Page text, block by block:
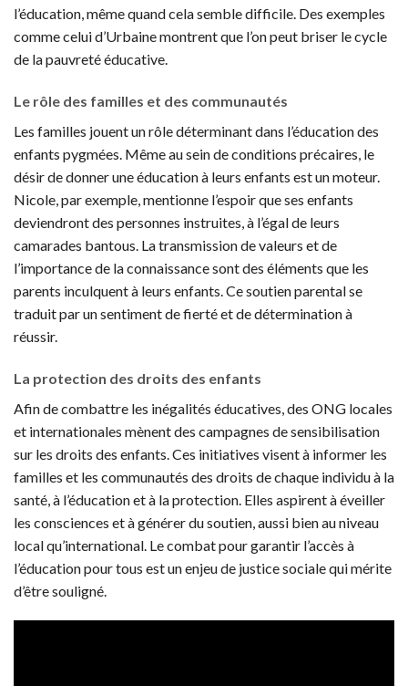
l’éducation, même quand cela semble difficile. Des exemples
comme celui d’Urbaine montrent que l’on peut briser le cycle
de la pauvreté éducative.
Le rôle des familles et des communautés
Les familles jouent un rôle déterminant dans l’éducation des
enfants pygmées. Même au sein de conditions précaires, le
désir de donner une éducation à leurs enfants est un moteur.
Nicole, par exemple, mentionne l’espoir que ses enfants
deviendront des personnes instruites, à l’égal de leurs
camarades bantous. La transmission de valeurs et de
l’importance de la connaissance sont des éléments que les
parents inculquent à leurs enfants. Ce soutien parental se
traduit par un sentiment de fierté et de détermination à
réussir.
La protection des droits des enfants
Afin de combattre les inégalités éducatives, des ONG locales
et internationales mènent des campagnes de sensibilisation
sur les droits des enfants. Ces initiatives visent à informer les
familles et les communautés des droits de chaque individu à la
santé, à l’éducation et à la protection. Elles aspirent à éveiller
les consciences et à générer du soutien, aussi bien au niveau
local qu’international. Le combat pour garantir l’accès à
l’éducation pour tous est un enjeu de justice sociale qui mérite
d’être souligné.